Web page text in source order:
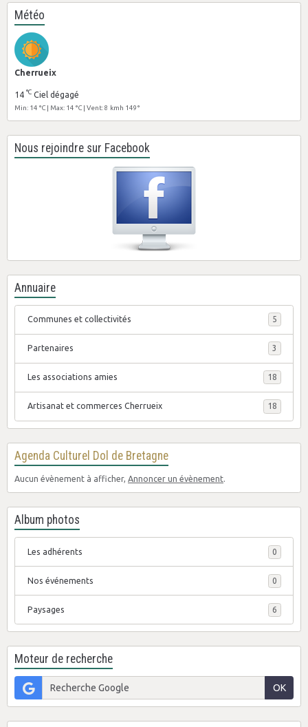
Météo
Cherrueix
14 °C Ciel dégagé
Min: 14 °C | Max: 14 °C | Vent: 8 kmh 149°
Nous rejoindre sur Facebook
Annuaire
Communes et collectivités 5
Partenaires 3
Les associations amies 18
Artisanat et commerces Cherrueix 18
Agenda Culturel Dol de Bretagne
Aucun évènement à afficher, Annoncer un évènement.
Album photos
Les adhérents 0
Nos événements 0
Paysages 6
Moteur de recherche
OK